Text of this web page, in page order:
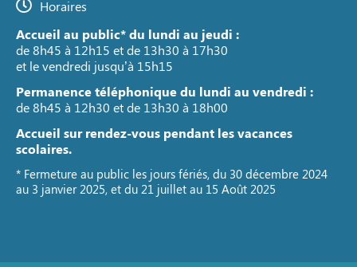
Horaires
Accueil au public* du lundi au jeudi :
de 8h45 à 12h15 et de 13h30 à 17h30
et le vendredi jusqu’à 15h15
Permanence téléphonique du lundi au vendredi :
de 8h45 à 12h30 et de 13h30 à 18h00
Accueil sur rendez-vous pendant les vacances
scolaires.
* Fermeture au public les jours fériés, du 30 décembre 2024
au 3 janvier 2025, et du 21 juillet au 15 Août 2025